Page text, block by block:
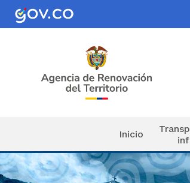
Pasar al contenido principal
Inicio